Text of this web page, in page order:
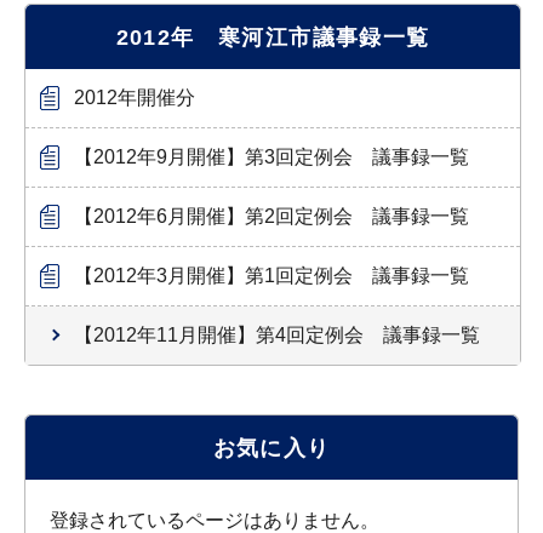
2012年 寒河江市議事録一覧
2012年開催分
【2012年9月開催】第3回定例会 議事録一覧
【2012年6月開催】第2回定例会 議事録一覧
【2012年3月開催】第1回定例会 議事録一覧
【2012年11月開催】第4回定例会 議事録一覧
お気に入り
登録されているページはありません。